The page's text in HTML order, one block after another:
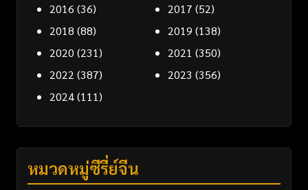
2016 (36) 2017 (52)
2018 (88) 2019 (138)
2020 (231) 2021 (350)
2022 (387) 2023 (356)
2024(111)
หมวดหมู่ซีรี่ย์จีน